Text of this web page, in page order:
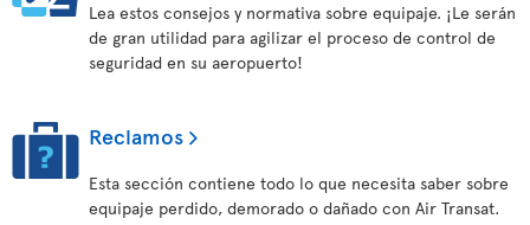
Lea estos consejos y normativa sobre equipaje. ¡Le serán
de gran utilidad para agilizar el proceso de control de
seguridad en su aeropuerto!
Reclamos
Esta sección contiene todo lo que necesita saber sobre
equipaje perdido, demorado o dañado con Air Transat.